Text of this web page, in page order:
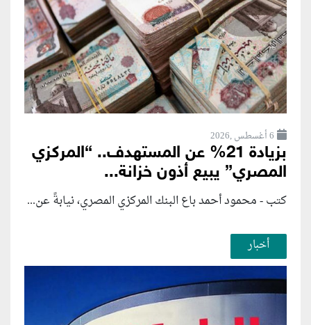
6 أغسطس ,2026
بزيادة 21% عن المستهدف.. “المركزي
المصري” يبيع أذون خزانة...
كتب - محمود أحمد باع البنك المركزي المصري، نيابةً عن...
أخبار